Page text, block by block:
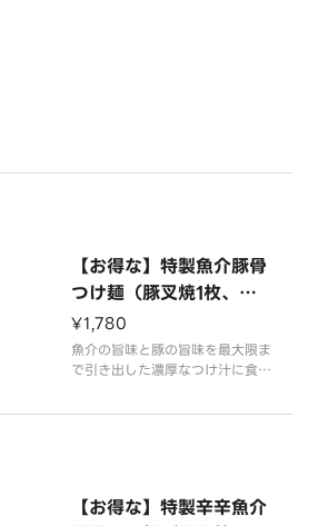
【お得な】特製魚介豚骨
つけ麺（豚叉焼1枚、鶏
叉焼1枚、和だし味玉、
焼海苔3枚、ほうれん
草、薬味葱、魚粉）
¥1,780
魚介の旨味と豚の旨味を最大限ま
で引き出した濃厚なつけ汁に食べ
せました。奥深い旨味はコクの中
是非お楽しみ下さい。
【お得な】特製辛辛魚介